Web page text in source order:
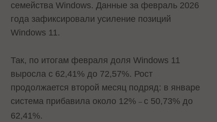
семейства Windows. Данные за февраль 2026
года зафиксировали усиление позиций
Windows 11.
Так, по итогам февраля доля Windows 11
выросла с 62,41% до 72,57%. Рост
продолжается второй месяц подряд: в январе
система прибавила около 12%– с 50,73% до
62,41%.